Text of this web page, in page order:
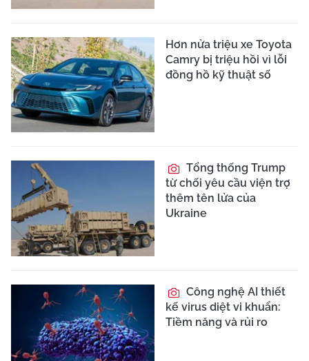
Hơn nửa triệu xe Toyota
Camry bị triệu hồi vì lỗi
đồng hồ kỹ thuật số
Tổng thống Trump
từ chối yêu cầu viện trợ
thêm tên lửa của
Ukraine
Công nghệ AI thiết
kế virus diệt vi khuẩn:
Tiềm năng và rủi ro